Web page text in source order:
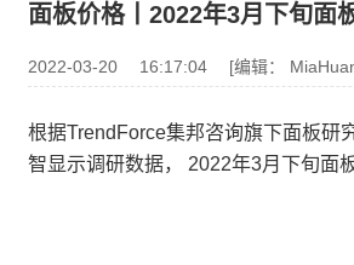
面板价格丨2022年3月下旬面
2022-03-20 16:17:04 [编辑：
根据TrendForce集邦咨询旗下面板研
智显示调研数据， 2022年3月下旬面